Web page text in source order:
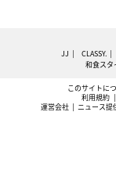
JJ CLASSY.
和食スタ
このサイトに
利用規約
運営会社
ニュース提